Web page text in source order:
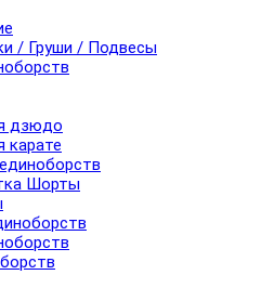
/ Груши / Подвесы
дзюдо
карате
Шорты